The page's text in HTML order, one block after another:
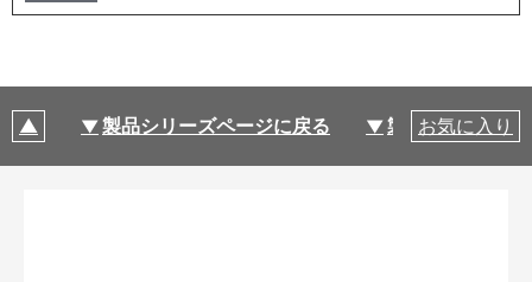
製品シリーズページに戻る 製品仕様
お気に入り